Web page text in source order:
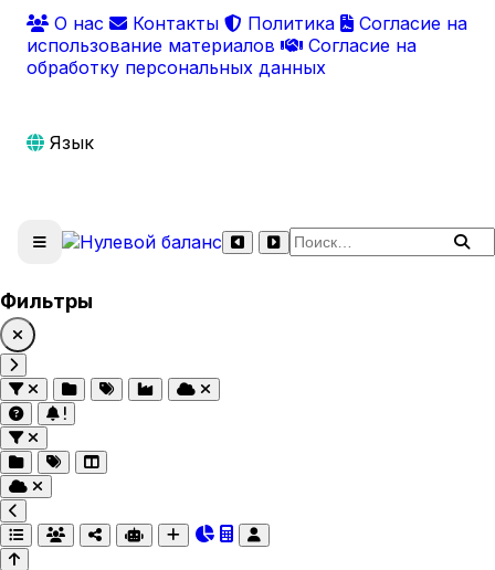
О нас
Контакты Политика
Согласие на
использование материалов
Согласие на
обработку персональных данных
Язык
Поиск по сайту
Фильтры